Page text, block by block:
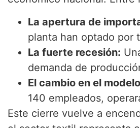
La apertura de
planta han optado por
La fuerte recesión:
demanda de
El cambio en el
140 empleados,
Este cierre vuelve a